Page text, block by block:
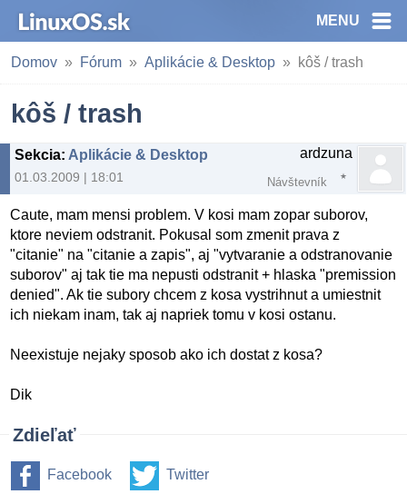
MENU
Domov Fórum Aplikácie & Desktop kôš / trash
kôš / trash
Sekcia: Aplikácie & Desktop
01.03.2009 | 18:01
ardzuna
Návštevník
Caute, mam mensi problem. V kosi mam zopar suborov,
ktore neviem odstranit. Pokusal som zmenit prava z
"citanie" na "citanie a zapis", aj "vytvaranie a odstranovanie
suborov" aj tak tie ma nepusti odstranit + hlaska "premission
denied". Ak tie subory chcem z kosa vystrihnut a umiestnit
ich niekam inam, tak aj napriek tomu v kosi ostanu.
Neexistuje nejaky sposob ako ich dostat z kosa?
Dik
Zdieľať
Facebook Twitter